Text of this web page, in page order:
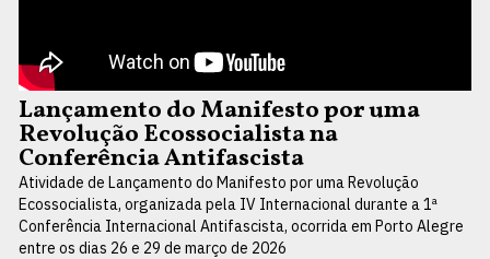
Lançamento do Manifesto por uma
Revolução Ecossocialista na
Conferência Antifascista
Atividade de Lançamento do Manifesto por uma Revolução
Ecossocialista, organizada pela IV Internacional durante a 1ª
Conferência Internacional Antifascista, ocorrida em Porto Alegre
entre os dias 26 e 29 de março de 2026